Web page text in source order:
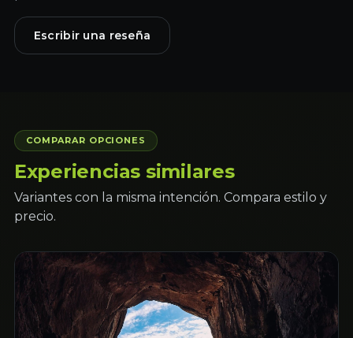
Escribir una reseña
COMPARAR OPCIONES
Experiencias similares
Variantes con la misma intención. Compara estilo y
precio.